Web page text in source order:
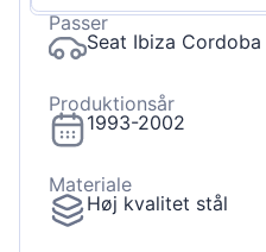
Passer
Seat Ibiza Cordoba
Produktionsår
1993-2002
Materiale
Høj kvalitet stål